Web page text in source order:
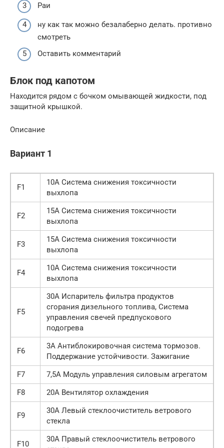
Раи
ну как так можно безалаберно делать. противно
смотреть
Оставить комментарий
Блок под капотом
Находится рядом с бочком омывающей жидкости, под
защитной крышкой.
Описание
Вариант 1
F1
10А Система снижения токсичности
выхлопа
F2
15А Система снижения токсичности
выхлопа
F3
15А Система снижения токсичности
выхлопа
F4
10А Система снижения токсичности
выхлопа
F5
30А Испаритель фильтра продуктов
сгорания дизельного топлива, Система
управления свечей предпускового
подогрева
F6
3А Антиблокировочная система тормозов.
Поддержание устойчивости. Зажигание
F7
7,5А Модуль управления силовым агрегатом
F8
20А Вентилятор охлаждения
F9
30А Левый стеклоочиститель ветрового
стекла
F10
30А Правый стеклоочиститель ветрового